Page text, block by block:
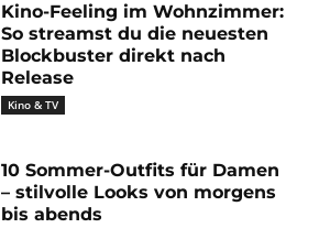
Kino-Feeling im Wohnzimmer:
So streamst du die neuesten
Blockbuster direkt nach
Release
Kino & TV
10 Sommer-Outfits für Damen
– stilvolle Looks von morgens
bis abends